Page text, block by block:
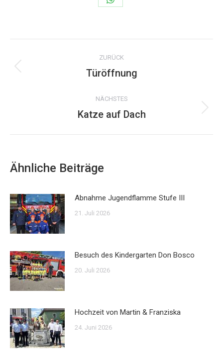
Share
WhatsApp
Kommentarnavigation
ZURÜCK
Vorheriger
Türöffnung
NÄCHSTES
Nächster
Katze auf Dach
Ähnliche Beiträge
Abnahme Jugendflamme Stufe III
21. Juli 2026
Besuch des Kindergarten Don Bosco
20. Juli 2026
Hochzeit von Martin & Franziska
24. Juni 2026